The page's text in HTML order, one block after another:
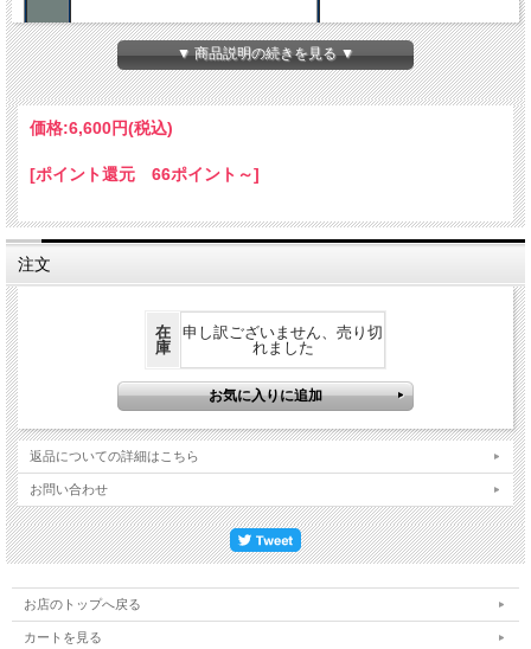
ご注
意
ご注意事項
•小さなお子様の手が届くところで使
用しないでください。
▼ 商品説明の続きを見る ▼
価格:6,600円(税込)
[ポイント還元 66ポイント～]
注文
在
庫
申し訳ございません、売り切
れました
返品についての詳細はこちら
お問い合わせ
お店のトップへ戻る
カートを見る